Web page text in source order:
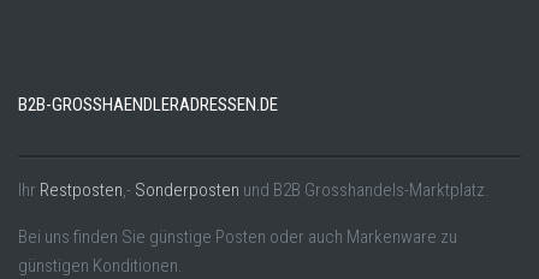
B2B-GROSSHAENDLERADRESSEN.DE
Ihr Restposten,- Sonderposten und B2B Grosshandels-Marktplatz.
Bei uns finden Sie günstige Posten oder auch Markenware zu
günstigen Konditionen.